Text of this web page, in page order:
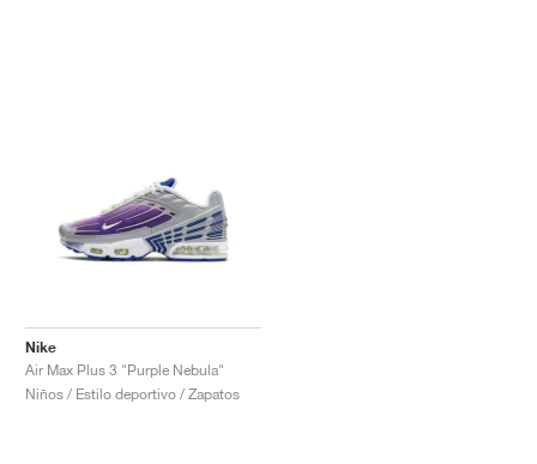
Nike
Air Max Plus 3 "Purple Nebula"
Niños / Estilo deportivo / Zapatos